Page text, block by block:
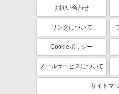
お問い合わせ
リンクについて
Cookieポリシー
メールサービスについて
サイトマ